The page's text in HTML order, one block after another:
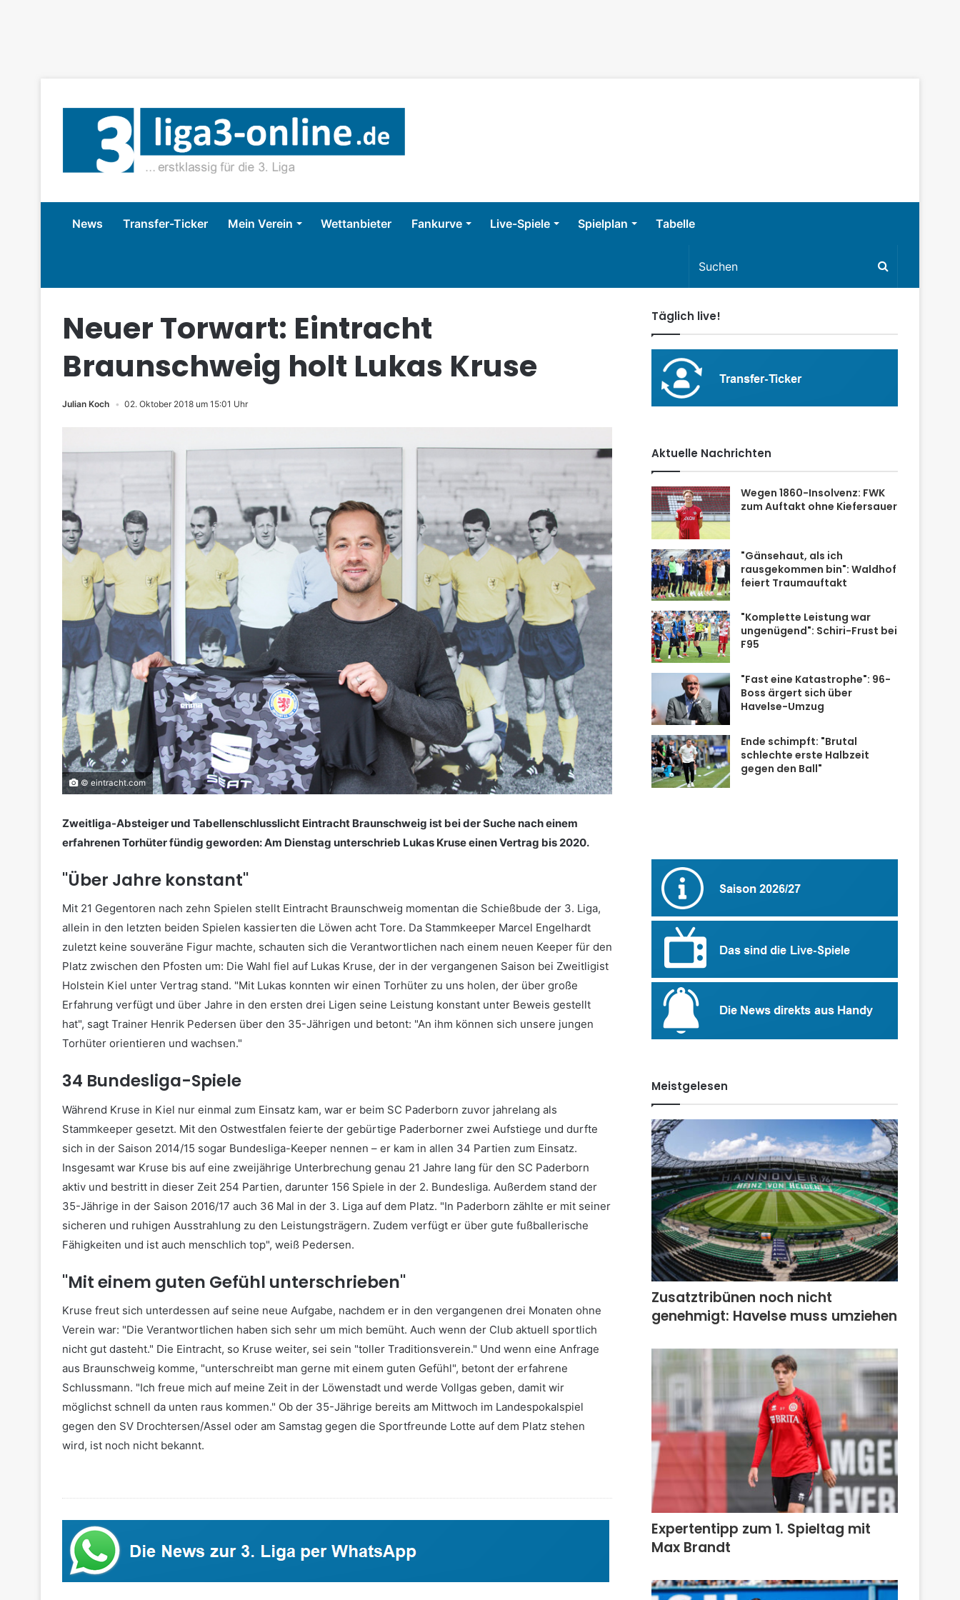
News Transfer-Ticker Mein Verein Wettanbieter Fankurve Live-Spiele Spielplan Tabelle
Neuer Torwart: Eintracht
Braunschweig holt Lukas Kruse
Julian Koch 02. Oktober 2018 um 15:01 Uhr
© eintracht.com
Zweitliga-Absteiger und Tabellenschlusslicht Eintracht Braunschweig ist bei der Suche nach einem
erfahrenen Torhüter fündig geworden: Am Dienstag unterschrieb Lukas Kruse einen Vertrag bis 2020.
"Über Jahre konstant"
Mit 21 Gegentoren nach zehn Spielen stellt Eintracht Braunschweig momentan die Schießbude der 3. Liga,
allein in den letzten beiden Spielen kassierten die Löwen acht Tore. Da Stammkeeper Marcel Engelhardt
zuletzt keine souveräne Figur machte, schauten sich die Verantwortlichen nach einem neuen Keeper für den
Platz zwischen den Pfosten um: Die Wahl fiel auf Lukas Kruse, der in der vergangenen Saison bei Zweitligist
Holstein Kiel unter Vertrag stand. "Mit Lukas konnten wir einen Torhüter zu uns holen, der über große
Erfahrung verfügt und über Jahre in den ersten drei Ligen seine Leistung konstant unter Beweis gestellt
hat", sagt Trainer Henrik Pedersen über den 35-Jährigen und betont: "An ihm können sich unsere jungen
Torhüter orientieren und wachsen."
34 Bundesliga-Spiele
Während Kruse in Kiel nur einmal zum Einsatz kam, war er beim SC Paderborn zuvor jahrelang als
Stammkeeper gesetzt. Mit den Ostwestfalen feierte der gebürtige Paderborner zwei Aufstiege und durfte
sich in der Saison 2014/15 sogar Bundesliga-Keeper nennen – er kam in allen 34 Partien zum Einsatz.
Insgesamt war Kruse bis auf eine zweijährige Unterbrechung genau 21 Jahre lang für den SC Paderborn
aktiv und bestritt in dieser Zeit 254 Partien, darunter 156 Spiele in der 2. Bundesliga. Außerdem stand der
35-Jährige in der Saison 2016/17 auch 36 Mal in der 3. Liga auf dem Platz. "In Paderborn zählte er mit seiner
sicheren und ruhigen Ausstrahlung zu den Leistungsträgern. Zudem verfügt er über gute fußballerische
Fähigkeiten und ist auch menschlich top", weiß Pedersen.
"Mit einem guten Gefühl unterschrieben"
Kruse freut sich unterdessen auf seine neue Aufgabe, nachdem er in den vergangenen drei Monaten ohne
Verein war: "Die Verantwortlichen haben sich sehr um mich bemüht. Auch wenn der Club aktuell sportlich
nicht gut dasteht." Die Eintracht, so Kruse weiter, sei sein "toller Traditionsverein." Und wenn eine Anfrage
aus Braunschweig komme, "unterschreibt man gerne mit einem guten Gefühl", betont der erfahrene
Schlussmann. "Ich freue mich auf meine Zeit in der Löwenstadt und werde Vollgas geben, damit wir
möglichst schnell da unten raus kommen." Ob der 35-Jährige bereits am Mittwoch im Landespokalspiel
gegen den SV Drochtersen/Assel oder am Samstag gegen die Sportfreunde Lotte auf dem Platz stehen
wird, ist noch nicht bekannt.
Täglich live!
Aktuelle Nachrichten
Wegen 1860-Insolvenz: FWK
zum Auftakt ohne Kiefersauer
"Gänsehaut, als ich
rausgekommen bin": Waldhof
feiert Traumauftakt
"Komplette Leistung war
ungenügend": Schiri-Frust bei
F95
"Fast eine Katastrophe": 96-
Boss ärgert sich über
Havelse-Umzug
Ende schimpft: "Brutal
schlechte erste Halbzeit
gegen den Ball"
Meistgelesen
Zusatztribünen noch nicht
genehmigt: Havelse muss umziehen
Expertentipp zum 1. Spieltag mit
Max Brandt